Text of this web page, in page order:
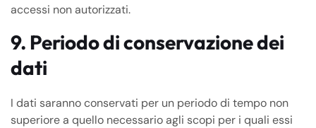
accessi non autorizzati.
9. Periodo di conservazione dei
dati
I dati saranno conservati per un periodo di tempo non
superiore a quello necessario agli scopi per i quali essi